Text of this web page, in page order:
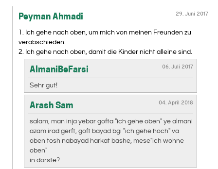
Peyman Ahmadi 29. Juni 2017
1. Ich gehe nach oben, um mich von meinen Freunden zu
verabschieden.
2. Ich gehe nach oben, damit die Kinder nicht alleine sind.
AlmaniBeFarsi 06. Juli 2017
Sehr gut!
Arash Sam 04. April 2018
salam, man inja yebar gofta "ich gehe oben" ye almani
azam irad gerft, goft bayad bgi "ich gehe hoch" va
oben tosh nabayad harkat bashe, mese"ich wohne
oben"
in dorste?